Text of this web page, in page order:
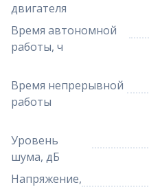
двигателя
Время автономной
работы, ч
Время непрерывной
работы
Уровень
шума, дБ
Напряжение,